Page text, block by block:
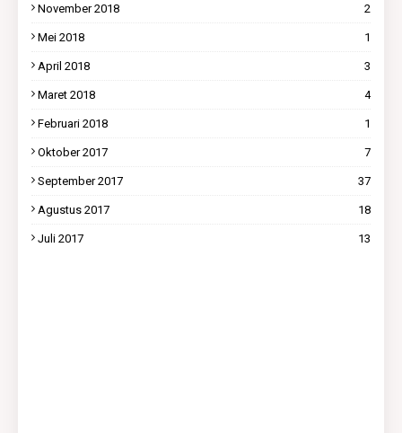
November 2018 2
Mei 2018 1
April 2018 3
Maret 2018 4
Februari 2018 1
Oktober 2017 7
September 2017 37
Agustus 2017 18
Juli 2017 13